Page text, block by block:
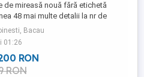
de mireasă nouă fără etichetă
48 mai multe detalii la nr de
Bacau
01:26
RON
RON